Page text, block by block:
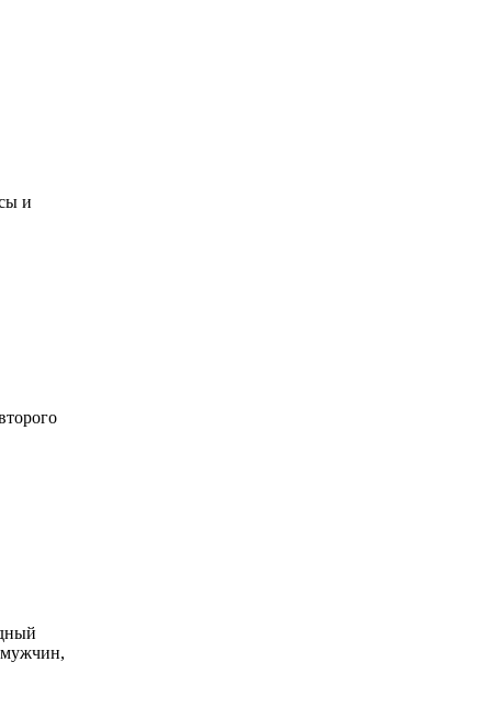
и
мужчин,